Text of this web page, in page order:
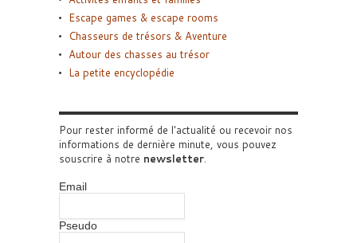
Escape games & escape rooms
Chasseurs de trésors & Aventure
Autour des chasses au trésor
La petite encyclopédie
Pour rester informé de l'actualité ou recevoir nos
informations de dernière minute, vous pouvez
souscrire à notre newsletter.
Email
Pseudo